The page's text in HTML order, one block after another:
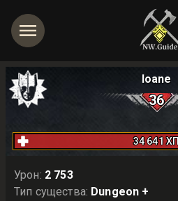
Ioane
36
34 641 ХП
Урон: 2 753
Тип существа: Dungeon +